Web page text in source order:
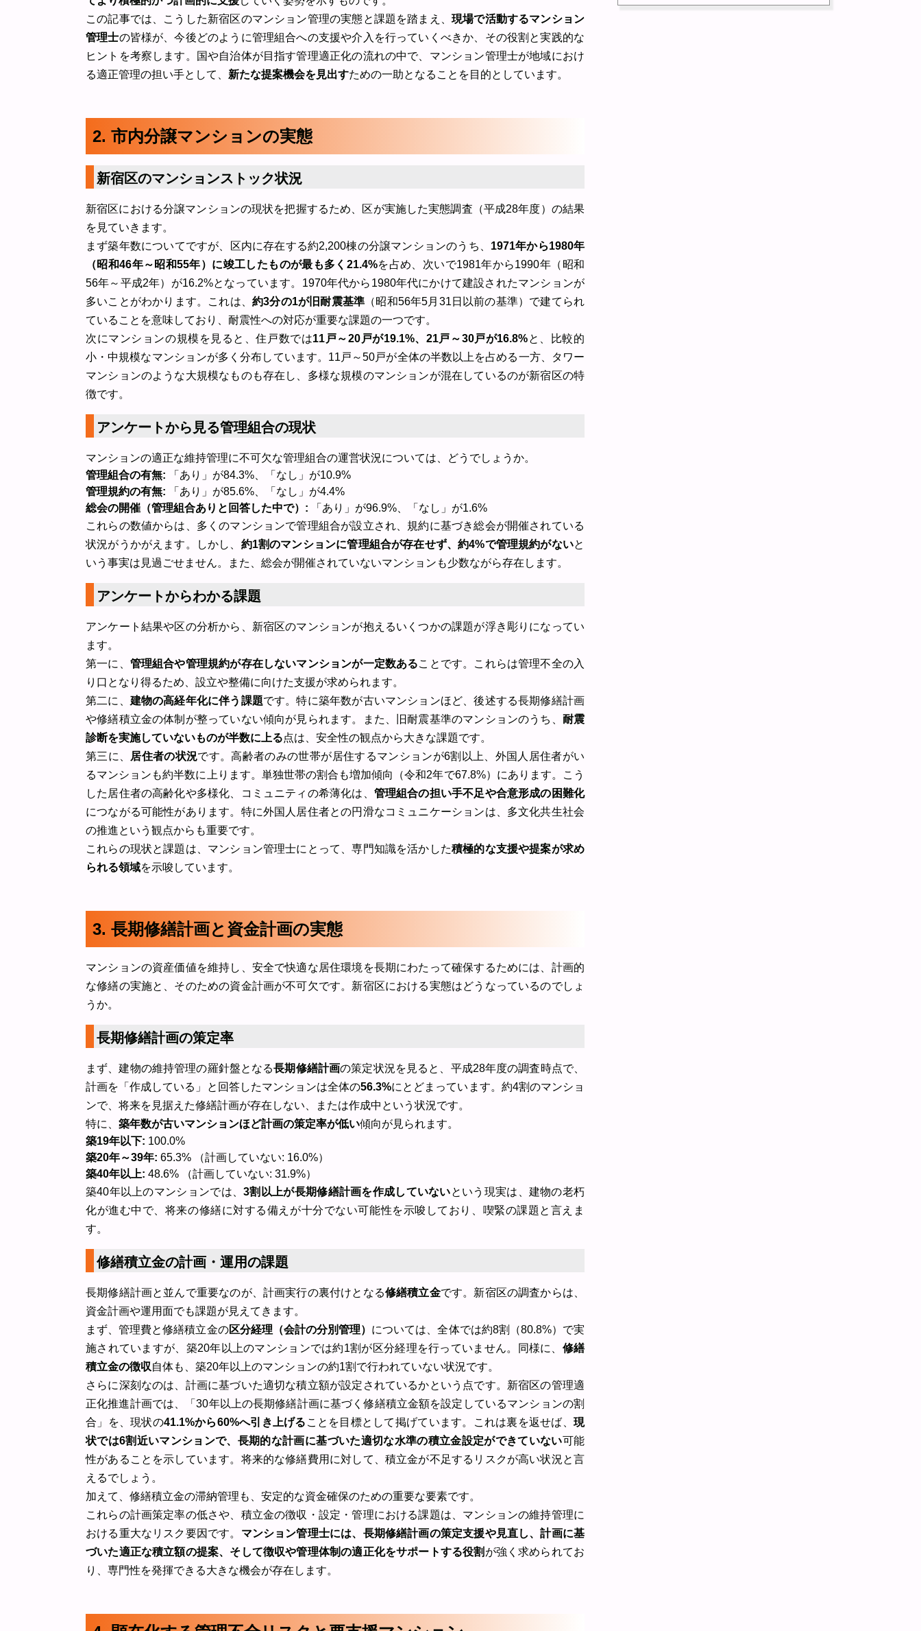
この記事では、こうした新宿区のマンション管理の実態と課題を踏まえ、 現場で活動するマンション
管理士の皆様が、今後どのように管理組合への支援や介入を行っていくべきか、その役割と実践的な
ヒントを考察します。国や自治体が目指す管理適正化の流れの中で、マンション管理士が地域におけ
る適正管理の担い手として、 新たな提案機会を見出すための一助となることを目的としています。
2. 市内分譲マンションの実態
新宿区のマンションストック状況
新宿区における分譲マンションの現状を把握するため、区が実施した実態調査（平成28年度）の結果
を見ていきます。
まず築年数についてですが、区内に存在する約2,200棟の分譲マンションのうち、 1971年から1980年
（昭和46年～昭和55年）に竣工したものが最も多く21.4%を占め、次いで1981年から1990年（昭和
56年～平成2年）が16.2%となっています。1970年代から1980年代にかけて建設されたマンションが
多いことがわかります。これは、 約3分の1が旧耐震基準 （昭和56年5月31日以前の基準）で建てられ
ていることを意味しており、耐震性への対応が重要な課題の一つです。
次にマンションの規模を見ると、住戸数では11戸～20戸が19.1%、21戸～30戸が16.8%と、比較的
小・中規模なマンションが多く分布しています。11戸～50戸が全体の半数以上を占める一方、タワー
マンションのような大規模なものも存在し、多様な規模のマンションが混在しているのが新宿区の特
徴です。
アンケートから見る管理組合の現状
マンションの適正な維持管理に不可欠な管理組合の運営状況については、どうでしょうか。
管理組合の有無: 「あり」が84.3%、「なし」が10.9%
管理規約の有無: 「あり」が85.6%、「なし」が4.4%
総会の開催（管理組合ありと回答した中で）: 「あり」が96.9%、「なし」が1.6%
これらの数値からは、多くのマンションで管理組合が設立され、規約に基づき総会が開催されている
状況がうかがえます。しかし、 約1割のマンションに管理組合が存在せず、約4%で管理規約がないと
いう事実は見過ごせません。また、総会が開催されていないマンションも少数ながら存在します。
アンケートからわかる課題
アンケート結果や区の分析から、新宿区のマンションが抱えるいくつかの課題が浮き彫りになってい
ます。
第一に、 管理組合や管理規約が存在しないマンションが一定数あることです。これらは管理不全の入
り口となり得るため、設立や整備に向けた支援が求められます。
第二に、 建物の高経年化に伴う課題です。特に築年数が古いマンションほど、後述する長期修繕計画
や修繕積立金の体制が整っていない傾向が見られます。また、旧耐震基準のマンションのうち、 耐震
診断を実施していないものが半数に上る点は、安全性の観点から大きな課題です。
第三に、 居住者の状況です。高齢者のみの世帯が居住するマンションが6割以上、外国人居住者がい
るマンションも約半数に上ります。単独世帯の割合も増加傾向（令和2年で67.8%）にあります。こう
した居住者の高齢化や多様化、コミュニティの希薄化は、 管理組合の担い手不足や合意形成の困難化
につながる可能性があります。特に外国人居住者との円滑なコミュニケーションは、多文化共生社会
の推進という観点からも重要です。
これらの現状と課題は、マンション管理士にとって、専門知識を活かした積極的な支援や提案が求め
られる領域を示唆しています。
3. 長期修繕計画と資金計画の実態
マンションの資産価値を維持し、安全で快適な居住環境を長期にわたって確保するためには、計画的
な修繕の実施と、そのための資金計画が不可欠です。新宿区における実態はどうなっているのでしょ
うか。
長期修繕計画の策定率
まず、建物の維持管理の羅針盤となる長期修繕計画の策定状況を見ると、平成28年度の調査時点で、
計画を「作成している」と回答したマンションは全体の56.3%にとどまっています。約4割のマンショ
ンで、将来を見据えた修繕計画が存在しない、または作成中という状況です。
特に、 築年数が古いマンションほど計画の策定率が低い傾向が見られます。
築19年以下: 100.0%
築20年～39年: 65.3% （計画していない: 16.0%）
築40年以上: 48.6% （計画していない: 31.9%）
築40年以上のマンションでは、3割以上が長期修繕計画を作成していないという現実は、建物の老朽
化が進む中で、将来の修繕に対する備えが十分でない可能性を示唆しており、喫緊の課題と言えま
す。
修繕積立金の計画・運用の課題
長期修繕計画と並んで重要なのが、計画実行の裏付けとなる修繕積立金です。新宿区の調査からは、
資金計画や運用面でも課題が見えてきます。
まず、管理費と修繕積立金の区分経理（会計の分別管理） については、全体では約8割（80.8%）で実
施されていますが、築20年以上のマンションでは約1割が区分経理を行っていません。同様に、 修繕
積立金の徴収自体も、築20年以上のマンションの約1割で行われていない状況です。
さらに深刻なのは、計画に基づいた適切な積立額が設定されているかという点です。新宿区の管理適
正化推進計画では、「30年以上の長期修繕計画に基づく修繕積立金額を設定しているマンションの割
合」を、現状の41.1%から60%へ引き上げる ことを目標として掲げています。これは裏を返せば、現
状では6割近いマンションで、長期的な計画に基づいた適切な水準の積立金設定ができていない可能
性があることを示しています。将来的な修繕費用に対して、積立金が不足するリスクが高い状況と言
えるでしょう。
加えて、修繕積立金の滞納管理も、安定的な資金確保のための重要な要素です。
これらの計画策定率の低さや、積立金の徴収・設定・管理における課題は、マンションの維持管理に
おける重大なリスク要因です。 マンション管理士には、長期修繕計画の策定支援や見直し、計画に基
づいた適正な積立額の提案、そして徴収や管理体制の適正化をサポートする役割 が強く求められてお
り、専門性を発揮できる大きな機会が存在します。